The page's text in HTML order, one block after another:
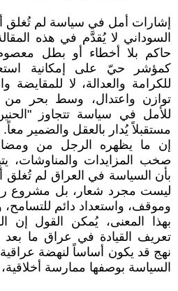
إشارات أمل في سياسة لم تُغلق
السوداني لا يُقدَّم في هذه
حاكم بلا أخطاء أو بطل
كمؤشر حيّ على إمكانية
للكرامة والعدالة، لا للمقايضة
توازن واعتدال، وسط بحر من
للأمل في سياسة تتجاوز
مستقبلاً يُدار بالعقل والضمير معاً.
إن ما يظهره الرجل من
صخب المزايدات والمناوشات،
بأن السياسة في العراق لم تُغلق
ليست مجرد شعار، بل مشروع
وموقف، واستعداد دائم للتسامح،
بهذا المعنى، يُمكن القول إن
نهج قد يكون أساساً لنهضة عراقية
السياسة بوصفها ممارسة